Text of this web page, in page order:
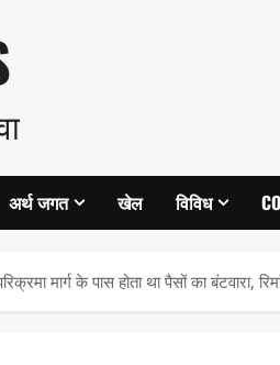
अर्थ जगत खेल विविध
मार्ग के पास होता था पैसों का बंटवारा,